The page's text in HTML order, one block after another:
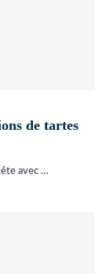
de tartes
avec …